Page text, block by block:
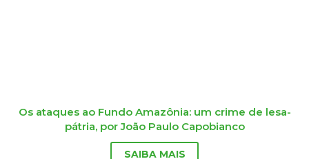
Os ataques ao Fundo Amazônia: um crime de lesa-
pátria, por João Paulo Capobianco
SAIBA MAIS